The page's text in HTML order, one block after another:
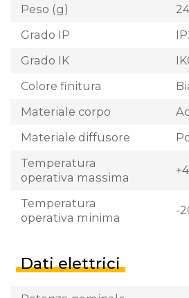
Peso (g)
Grado IP
Grado IK
Colore finitura
Materiale corpo
Materiale diffusore
Temperatura
operativa massima
Temperatura
operativa minima
-
Dati elettrici